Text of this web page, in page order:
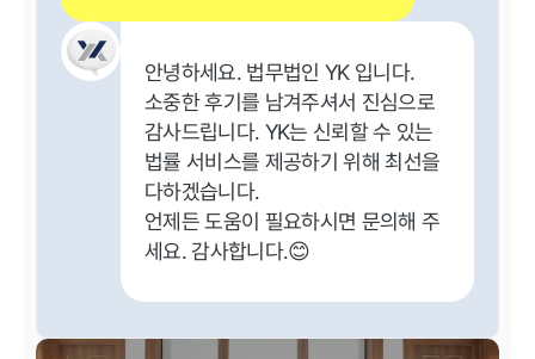
안녕하세요. 법무법인 YK 입니다.
소중한 후기를 남겨주셔서 진심으로
감사드립니다. YK는 신뢰할 수 있는
법률 서비스를 제공하기 위해 최선을
다하겠습니다.
언제든 도움이 필요하시면 문의해 주
세요. 감사합니다.😊